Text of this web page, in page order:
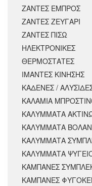
ΖΑΝΤΕΣ ΕΜΠΡΟΣ
ΖΑΝΤΕΣ ΖΕΥΓΑΡΙ
ΖΑΝΤΕΣ ΠΙΣΩ
ΗΛΕΚΤΡΟΝΙΚΕΣ
ΘΕΡΜΟΣΤΑΤΕΣ
ΙΜΑΝΤΕΣ ΚΙΝΗΣΗΣ
ΚΑΔΕΝΕΣ /
ΚΑΛΑΜΙΑ
ΚΑΛΥΜΜΑΤΑ
ΚΑΛΥΜΜΑΤΑ ΒΟΛΑΝ
ΚΑΛΥΜΜΑΤΑ
ΚΑΛΥΜΜΑΤΑ
ΚΑΜΠΑΝΕΣ
ΚΑΜΠΑΝΕΣ